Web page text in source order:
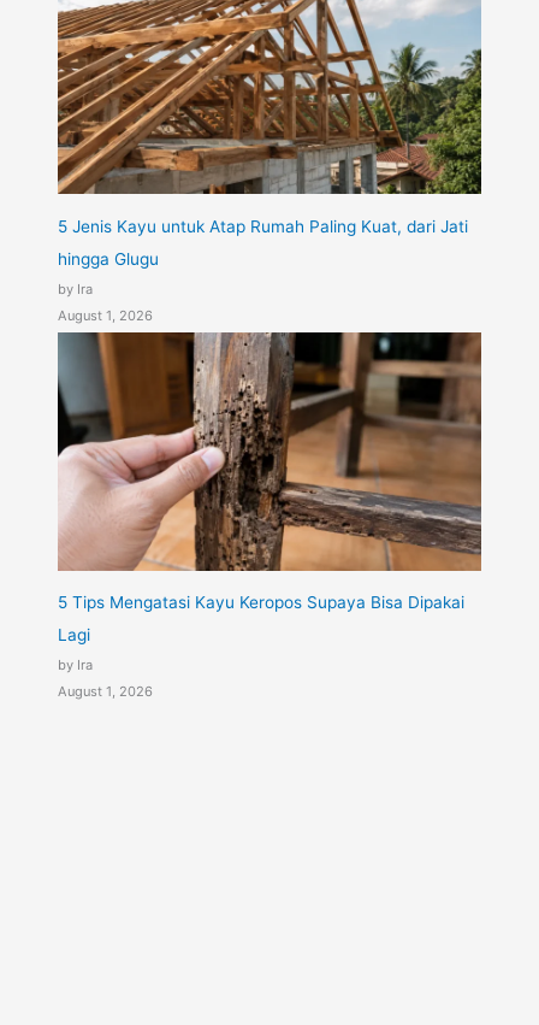
5 Jenis Kayu untuk Atap Rumah Paling Kuat, dari Jati
hingga Glugu
by Ira
August 1, 2026
5 Tips Mengatasi Kayu Keropos Supaya Bisa Dipakai
Lagi
by Ira
August 1, 2026